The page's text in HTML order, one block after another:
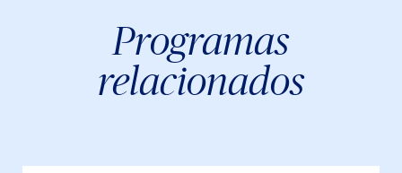
Programas
relacionados